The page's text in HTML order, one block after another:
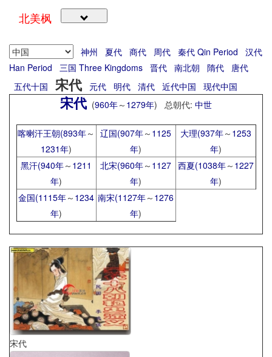
北美枫
神州 夏代 商代 周代 秦代 Qin Period
汉代
Han Period
三国 Three Kingdoms 晋代 南北朝 隋代
唐代
五代十国
宋代 元代 明代 清代 近代中国 现代中国
宋代 (960年～ 1279年) 总朝代: 中世
喀喇汗王朝(893年～
1231年)
辽国(907年～ 1125
年)
大理(937年～ 1253
年)
黑汗(940年～ 1211
年)
北宋(960年～ 1127
年)
西夏(1038年～ 1227
年)
金国(1115年～ 1234
年)
南宋(1127年～ 1276
年)
宋代